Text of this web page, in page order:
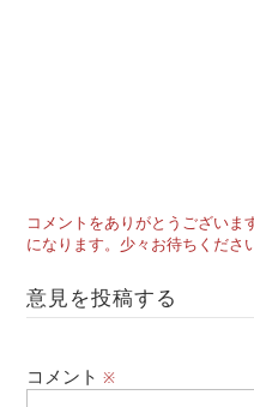
コメントをありがとうございま
になります。少々お待ちくださ
意見を投稿する
コメント※